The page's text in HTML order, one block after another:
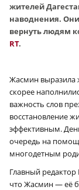
жителей
наводнения.
вернуть людям
RT.
Жасмин выразила
скорее
важность слов
восстановление
эффективным.
очередь на
многодетным
Главный редактор
что Жасмин — её